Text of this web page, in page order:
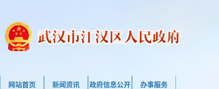
网站首页 新闻资讯 政府信息公开 办事服务